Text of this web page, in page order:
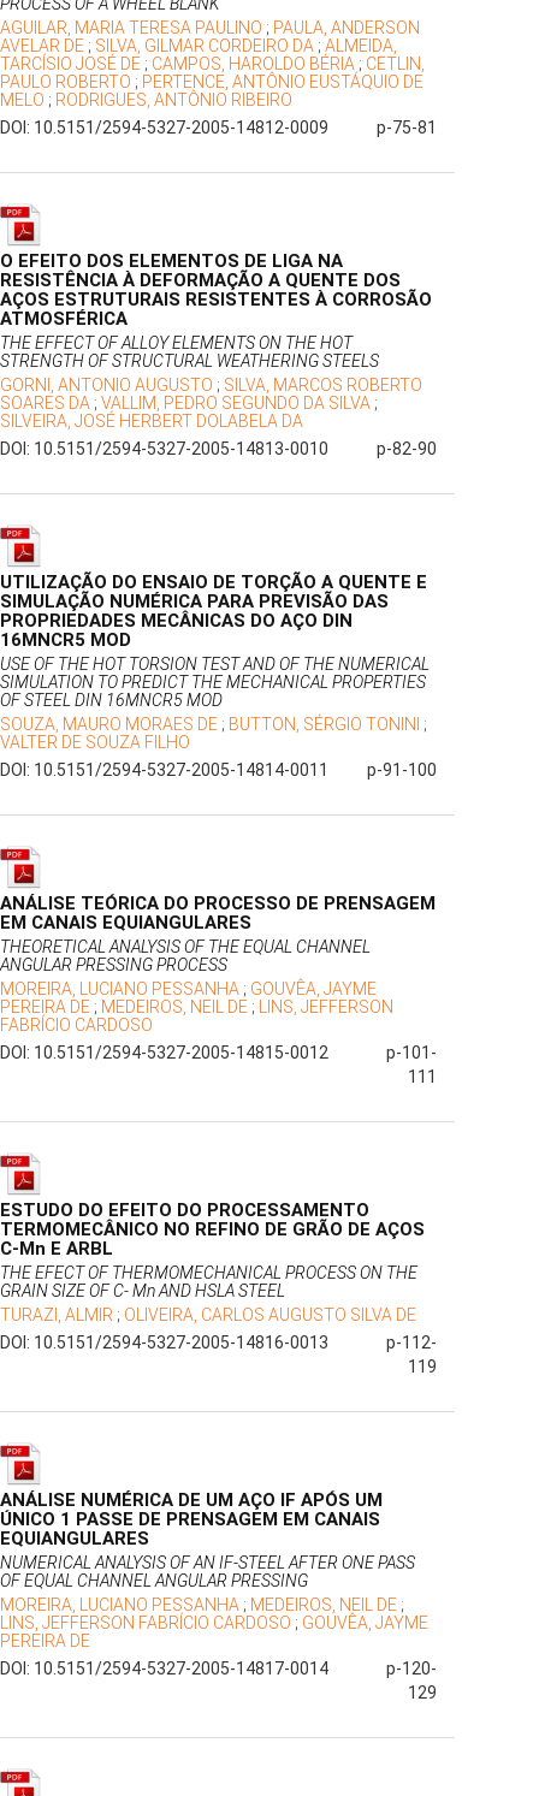
PROCESS OF A WHEEL BLANK
AGUILAR, MARIA TERESA PAULINO ; PAULA, ANDERSON
AVELAR DE ; SILVA, GILMAR CORDEIRO DA ; ALMEIDA,
TARCÍSIO JOSÉ DE ; CAMPOS, HAROLDO BÉRIA ; CETLIN,
PAULO ROBERTO ; PERTENCE, ANTÔNIO EUSTÁQUIO DE
MELO ; RODRIGUES, ANTÔNIO RIBEIRO
DOI: 10.5151/2594-5327-2005-14812-0009
p-75-81
O EFEITO DOS ELEMENTOS DE LIGA NA
RESISTÊNCIA À DEFORMAÇÃO A QUENTE DOS
AÇOS ESTRUTURAIS RESISTENTES À CORROSÃO
ATMOSFÉRICA
THE EFFECT OF ALLOY ELEMENTS ON THE HOT
STRENGTH OF STRUCTURAL WEATHERING STEELS
GORNI, ANTONIO AUGUSTO ; SILVA, MARCOS ROBERTO
SOARES DA ; VALLIM, PEDRO SEGUNDO DA SILVA ;
SILVEIRA, JOSÉ HERBERT DOLABELA DA
DOI: 10.5151/2594-5327-2005-14813-0010
p-82-90
UTILIZAÇÃO DO ENSAIO DE TORÇÃO A QUENTE E
SIMULAÇÃO NUMÉRICA PARA PREVISÃO DAS
PROPRIEDADES MECÂNICAS DO AÇO DIN
16MNCR5 MOD
USE OF THE HOT TORSION TEST AND OF THE NUMERICAL
SIMULATION TO PREDICT THE MECHANICAL PROPERTIES
OF STEEL DIN 16MNCR5 MOD
SOUZA, MAURO MORAES DE ; BUTTON, SÉRGIO TONINI ;
VALTER DE SOUZA FILHO
DOI: 10.5151/2594-5327-2005-14814-0011
p-91-100
ANÁLISE TEÓRICA DO PROCESSO DE PRENSAGEM
EM CANAIS EQUIANGULARES
THEORETICAL ANALYSIS OF THE EQUAL CHANNEL
ANGULAR PRESSING PROCESS
MOREIRA, LUCIANO PESSANHA ; GOUVÊA, JAYME
PEREIRA DE ; MEDEIROS, NEIL DE ; LINS, JEFFERSON
FABRÍCIO CARDOSO
DOI: 10.5151/2594-5327-2005-14815-0012
p-101-
111
ESTUDO DO EFEITO DO PROCESSAMENTO
TERMOMECÂNICO NO REFINO DE GRÃO DE AÇOS
C-Mn E ARBL
THE EFECT OF THERMOMECHANICAL PROCESS ON THE
GRAIN SIZE OF C- Mn AND HSLA STEEL
TURAZI, ALMIR ; OLIVEIRA, CARLOS AUGUSTO SILVA DE
DOI: 10.5151/2594-5327-2005-14816-0013
p-112-
119
ANÁLISE NUMÉRICA DE UM AÇO IF APÓS UM
ÚNICO 1 PASSE DE PRENSAGEM EM CANAIS
EQUIANGULARES
NUMERICAL ANALYSIS OF AN IF-STEEL AFTER ONE PASS
OF EQUAL CHANNEL ANGULAR PRESSING
MOREIRA, LUCIANO PESSANHA ; MEDEIROS, NEIL DE ;
LINS, JEFFERSON FABRÍCIO CARDOSO ; GOUVÊA, JAYME
PEREIRA DE
DOI: 10.5151/2594-5327-2005-14817-0014
p-120-
129